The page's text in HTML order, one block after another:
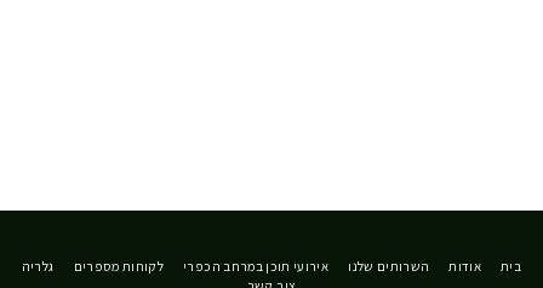
בית אודות השרותים שלנו אירועי תוכן במרחב הכפרי לקוחות מספרים
גלריה